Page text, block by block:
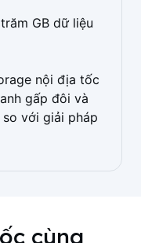
GB dữ liệu
nội địa tốc
gấp đôi và
với giải pháp
cùng